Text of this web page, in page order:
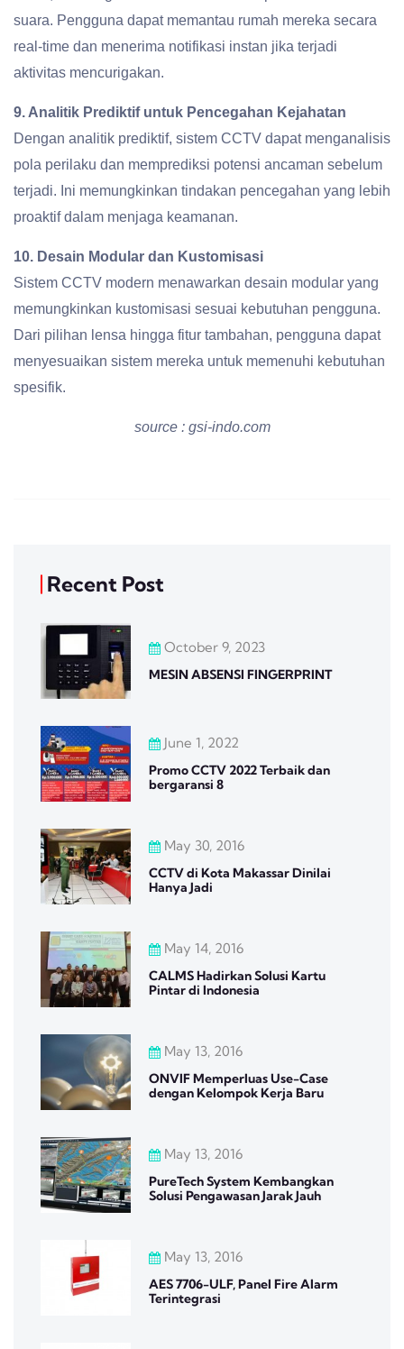
suara. Pengguna dapat memantau rumah mereka secara
real-time dan menerima notifikasi instan jika terjadi
aktivitas mencurigakan.
9. Analitik Prediktif untuk Pencegahan Kejahatan
Dengan analitik prediktif, sistem CCTV dapat menganalisis
pola perilaku dan memprediksi potensi ancaman sebelum
terjadi. Ini memungkinkan tindakan pencegahan yang lebih
proaktif dalam menjaga keamanan.
10. Desain Modular dan Kustomisasi
Sistem CCTV modern menawarkan desain modular yang
memungkinkan kustomisasi sesuai kebutuhan pengguna.
Dari pilihan lensa hingga fitur tambahan, pengguna dapat
menyesuaikan sistem mereka untuk memenuhi kebutuhan
spesifik.
source : gsi-indo.com
Recent Post
October 9, 2023
MESIN ABSENSI FINGERPRINT
June 1, 2022
Promo CCTV 2022 Terbaik dan
bergaransi 8
May 30, 2016
CCTV di Kota Makassar Dinilai
Hanya Jadi
May 14, 2016
CALMS Hadirkan Solusi Kartu
Pintar di Indonesia
May 13, 2016
ONVIF Memperluas Use-Case
dengan Kelompok Kerja Baru
May 13, 2016
PureTech System Kembangkan
Solusi Pengawasan Jarak Jauh
May 13, 2016
AES 7706-ULF, Panel Fire Alarm
Terintegrasi